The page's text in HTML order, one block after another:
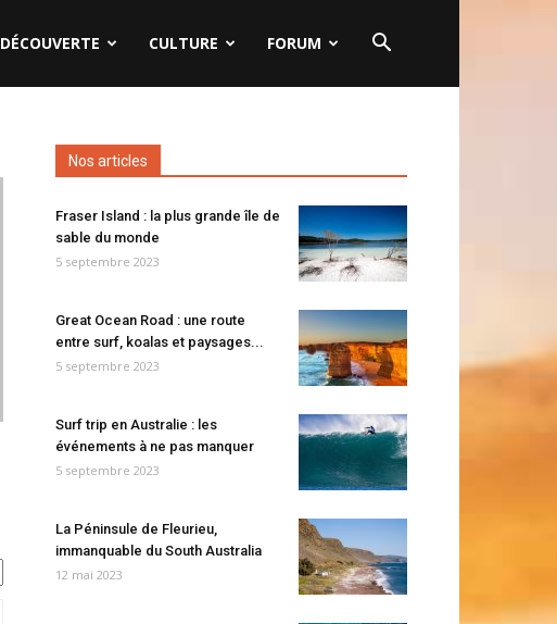
DÉCOUVERTE CULTURE FORUM
Nos articles
Fraser Island : la plus grande île de
sable du monde
5 septembre 2023
Great Ocean Road : une route
entre surf, koalas et paysages...
5 septembre 2023
Surf trip en Australie : les
événements à ne pas manquer
5 septembre 2023
La Péninsule de Fleurieu,
immanquable du South Australia
12 mai 2023